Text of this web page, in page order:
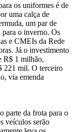
os uniformes é de
uma calça de
um par de
para o inverno. Os
e CMEIs da Rede
Já o investimento
R$ 1 milhão,
221 mil. O terceiro
via emenda
parte da frota para o
veículos serão